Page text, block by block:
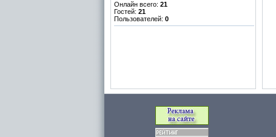
Онлайн всего: 21
Гостей: 21
Пользователей: 0